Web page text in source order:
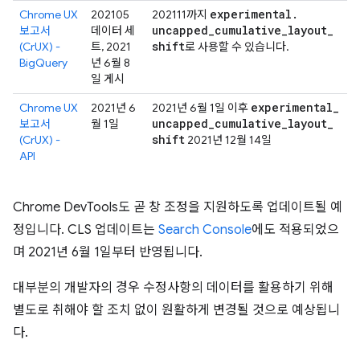
Chrome UX
보고서
(CrUX) -
BigQuery
202105
데이터 세
트, 2021
년 6월 8
일 게시
202111까지 experimental .
uncapped_cumulative_layout_
shift로 사용할 수 있습니다.
Chrome UX
보고서
(CrUX) -
API
2021년 6
월 1일
2021년 6월 1일 이후 experimental_
uncapped_cumulative_layout_
shift 2021년 12월 14일
Chrome DevTools도 곧 창 조정을 지원하도록 업데이트될 예
정입니다. CLS 업데이트는 Search Console에도 적용되었으
며 2021년 6월 1일부터 반영됩니다.
대부분의 개발자의 경우 수정사항의 데이터를 활용하기 위해
별도로 취해야 할 조치 없이 원활하게 변경될 것으로 예상됩니
다.